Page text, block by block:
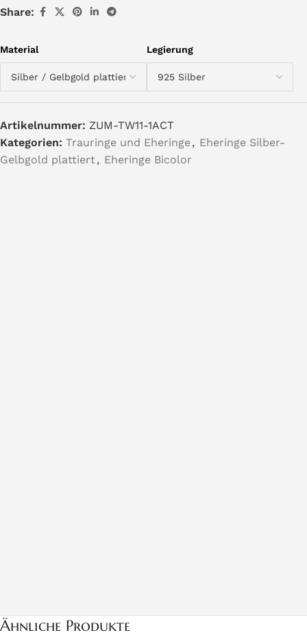
Share:
Material Legierung
Artikelnummer: ZUM-TW11-1ACT
Kategorien: Trauringe und Eheringe, Eheringe Silber-
Gelbgold plattiert, Eheringe Bicolor
Ähnliche Produkte